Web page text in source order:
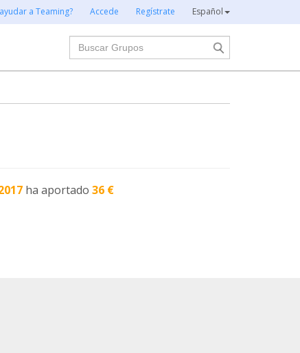
a Teaming? Accede Regístrate Español
Buscar
ha aportado36 €